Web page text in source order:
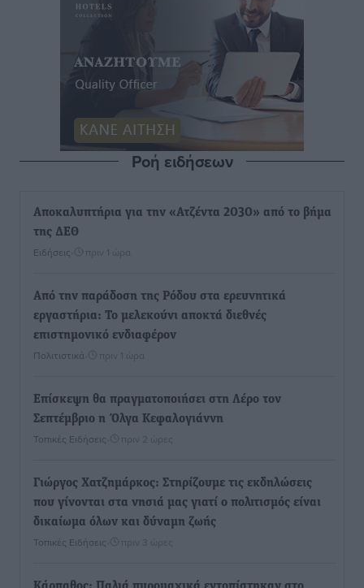
Ροή ειδήσεων
Αποκαλυπτήρια για την «Ατζέντα 2030» από το βήμα
της ΔΕΘ
Ειδήσεις πριν 1 ώρα
Από την παράδοση της Ρόδου στα ερευνητικά
εργαστήρια: Το μελεκούνι αποκτά διεθνές
επιστημονικό ενδιαφέρον
Πολιτιστικά πριν 1 ώρα
Επίσκεψη θα πραγματοποιήσει στη Λέρο τον
Σεπτέμβριο η Όλγα Κεφαλογιάννη
Τοπικές Ειδήσεις πριν 2 ώρες
Γιώργος Χατζημάρκος: Στηρίζουμε τις εκδηλώσεις
που γίνονται στα νησιά μας γιατί ο πολιτισμός είναι
δικαίωμα όλων και δύναμη ζωής
Τοπικές Ειδήσεις πριν 3 ώρες